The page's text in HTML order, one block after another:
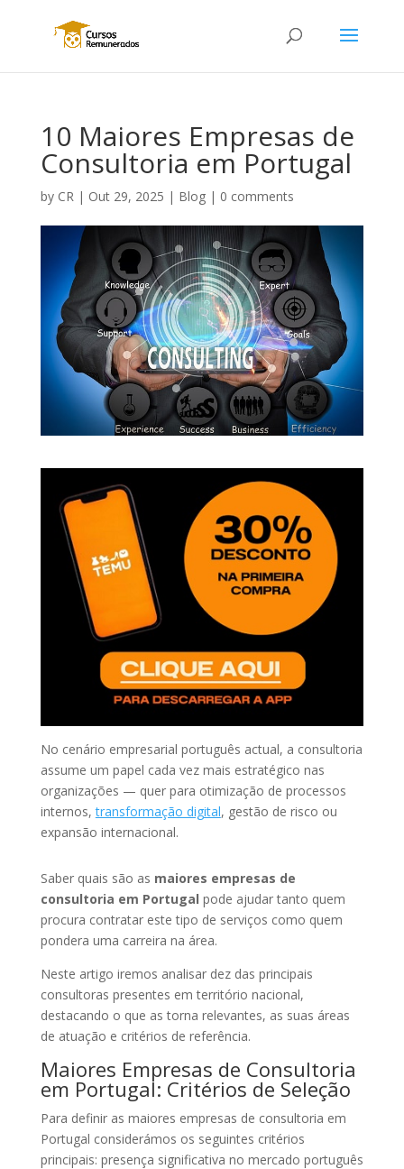
10 Maiores Empresas de
Consultoria em Portugal
by CR| Out 29, 2025 | Blog| 0 comments
No cenário empresarial português actual, a consultoria
assume um papel cada vez mais estratégico nas
organizações — quer para otimização de processos
internos,transformação digital, gestão de risco ou
expansão internacional.
Saber quais são as maiores empresas de
consultoria em Portugal pode ajudar tanto quem
procura contratar este tipo de serviços como quem
pondera uma carreira na área.
Neste artigo iremos analisar dez das principais
consultoras presentes em território nacional,
destacando o que as torna relevantes, as suas áreas
de atuação e critérios de referência.
Maiores Empresas de Consultoria
em Portugal: Critérios de Seleção
Para definir as maiores empresas de consultoria em
Portugal considerámos os seguintes critérios
principais: presença significativa no mercado português